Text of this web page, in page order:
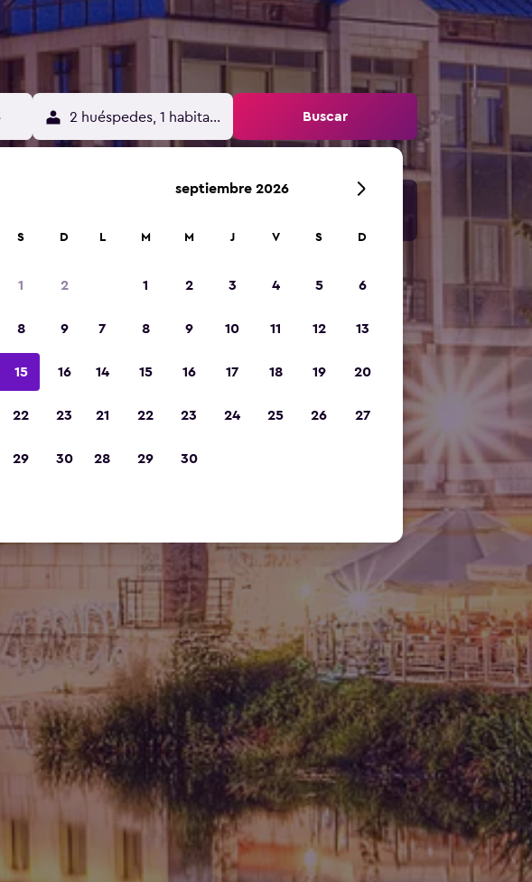
2 huéspedes, 1 habitación Buscar
S D
1 2
8 9
15 16
22 23
29 30
septiembre 2026
L M M J V S D
1 2 3 4 5 6
7 8 9 10 11 12 13
14 15 16 17 18 19 20
21 22 23 24 25 26 27
28 29 30